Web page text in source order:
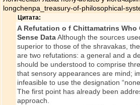
longchenpa_treasury-of-philosophical-
Цитата:
A Refutation o f Chittamatrins
Sense DataAlthough the sources
superior to those of the shravakas,
are two refutations: a general and a
should be understood to comprise
that sensory appearances are mind;
infeasible to use the designation
The first point has already been
approach.